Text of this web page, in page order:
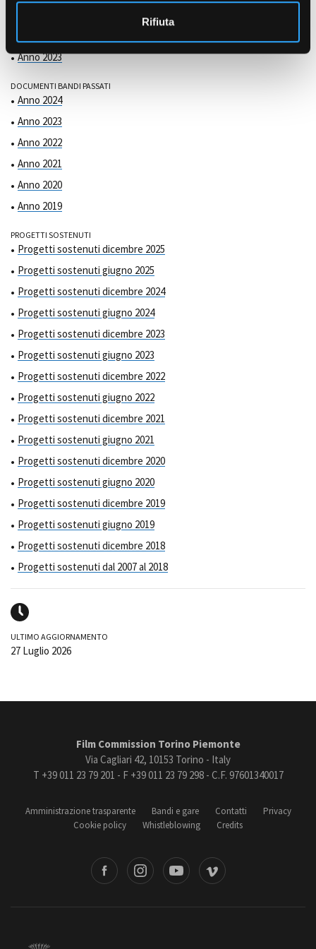
Rifiuta
Anno 2023
DOCUMENTI BANDI PASSATI
Anno 2024
Anno 2023
Anno 2022
Anno 2021
Anno 2020
Anno 2019
PROGETTI SOSTENUTI
Progetti sostenuti dicembre 2025
Progetti sostenuti giugno 2025
Progetti sostenuti dicembre 2024
Progetti sostenuti giugno 2024
Progetti sostenuti dicembre 2023
Progetti sostenuti giugno 2023
Progetti sostenuti dicembre 2022
Progetti sostenuti giugno 2022
Progetti sostenuti dicembre 2021
Progetti sostenuti giugno 2021
Progetti sostenuti dicembre 2020
Progetti sostenuti giugno 2020
Progetti sostenuti dicembre 2019
Progetti sostenuti giugno 2019
Progetti sostenuti dicembre 2018
Progetti sostenuti dal 2007 al 2018
ULTIMO AGGIORNAMENTO
27 Luglio 2026
Film Commission Torino Piemonte
Via Cagliari 42, 10153 Torino - Italy
T +39 011 23 79 201 - F +39 011 23 79 298 - C.F. 97601340017
Amministrazione trasparente Bandi e gare Contatti
Privacy
Cookie policy
Whistleblowing Credits
Vimeo